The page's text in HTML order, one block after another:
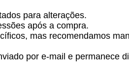
para alterações.
após a compra.
mas recomendamos
por e-mail e permanece